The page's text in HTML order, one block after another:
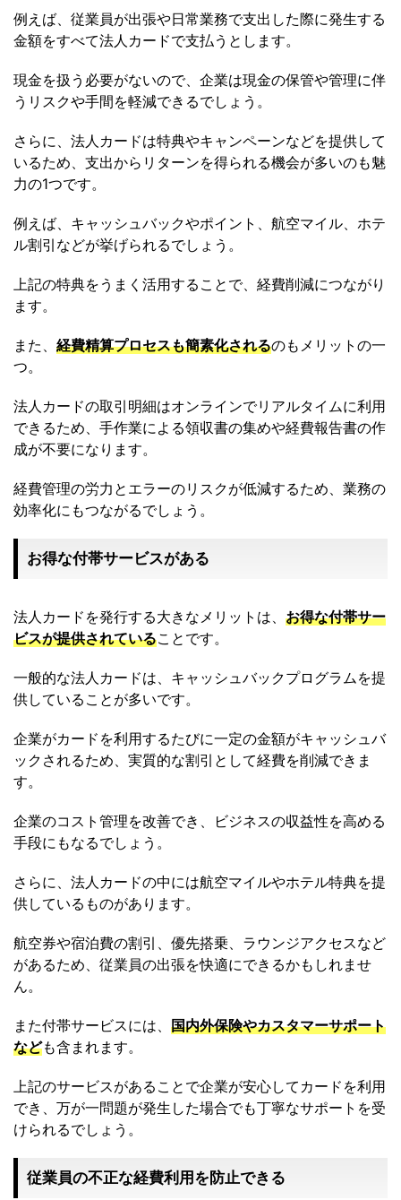
例えば、従業員が出張や日常業務で支出した際に発生する
金額をすべて法人カードで支払うとします。
現金を扱う必要がないので、企業は現金の保管や管理に伴
うリスクや手間を軽減できるでしょう。
さらに、法人カードは特典やキャンペーンなどを提供して
いるため、支出からリターンを得られる機会が多いのも魅
力の1つです。
例えば、キャッシュバックやポイント、航空マイル、ホテ
ル割引などが挙げられるでしょう。
上記の特典をうまく活用することで、経費削減につながり
ます。
また、 経費精算プロセスも簡素化されるのもメリットの一
つ。
法人カードの取引明細はオンラインでリアルタイムに利用
できるため、手作業による領収書の集めや経費報告書の作
成が不要になります。
経費管理の労力とエラーのリスクが低減するため、業務の
効率化にもつながるでしょう。
お得な付帯サービスがある
法人カードを発行する大きなメリットは、 お得な付帯サー
ビスが提供されていることです。
一般的な法人カードは、キャッシュバックプログラムを提
供していることが多いです。
企業がカードを利用するたびに一定の金額がキャッシュバ
ックされるため、実質的な割引として経費を削減できま
す。
企業のコスト管理を改善でき、ビジネスの収益性を高める
手段にもなるでしょう。
さらに、法人カードの中には航空マイルやホテル特典を提
供しているものがあります。
航空券や宿泊費の割引、優先搭乗、ラウンジアクセスなど
があるため、従業員の出張を快適にできるかもしれませ
ん。
また付帯サービスには、 国内外保険やカスタマーサポート
なども含まれます。
上記のサービスがあることで企業が安心してカードを利用
でき、万が一問題が発生した場合でも丁寧なサポートを受
けられるでしょう。
従業員の不正な経費利用を防止できる